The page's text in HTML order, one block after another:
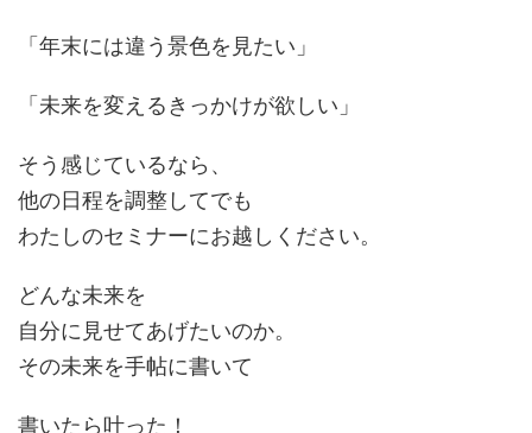
「年末には違う景色を見たい」
「未来を変えるきっかけが欲しい」
そう感じているなら、
他の日程を調整してでも
わたしのセミナーにお越しください。
どんな未来を
自分に見せてあげたいのか。
その未来を手帖に書いて
書いたら叶った！